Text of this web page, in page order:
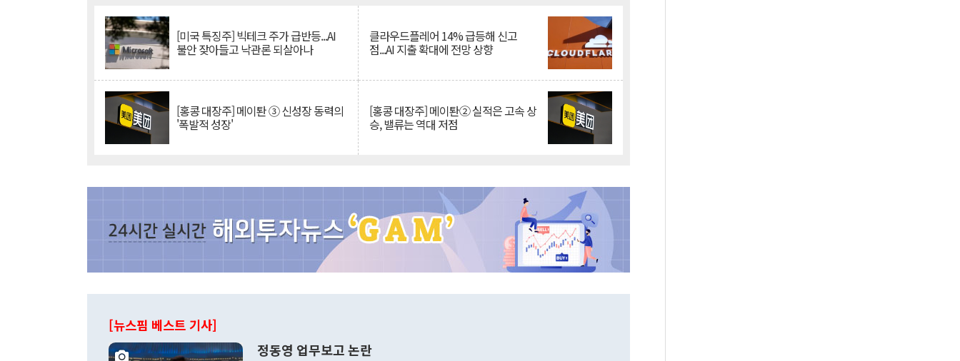
[미국 특징주] 빅테크 주가 급반등...AI
불안 잦아들고 낙관론 되살아나
클라우드플레어 14% 급등해 신고
점...AI 지출 확대에 전망 상향
[홍콩 대장주] 메이퇀 ③ 신성장 동력의
'폭발적 성장'
[홍콩 대장주] 메이퇀② 실적은 고속 상
승, 밸류는 역대 저점
[뉴스핌 베스트 기사]
정동영 업무보고 논란